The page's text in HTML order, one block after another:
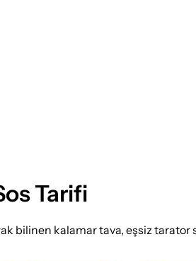
Tarifi
bilinen kalamar tava, eşsiz